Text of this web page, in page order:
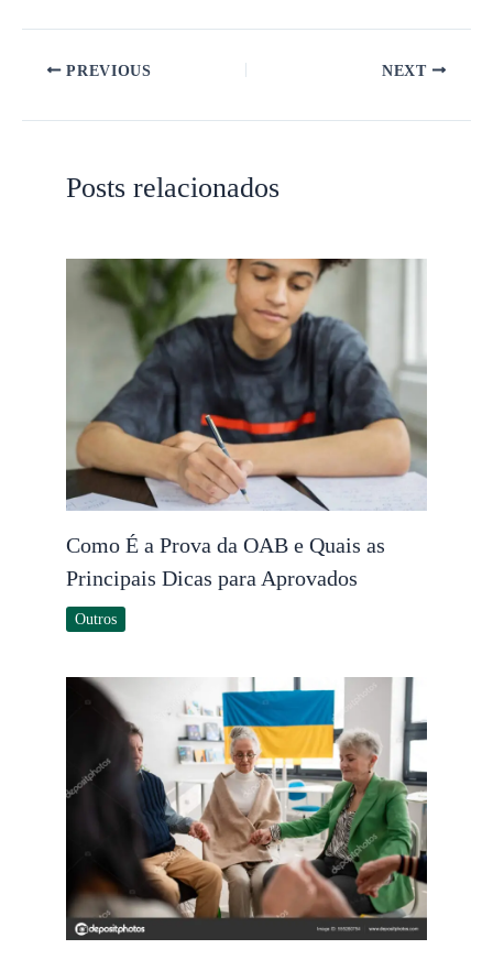
PREVIOUS NEXT
Posts relacionados
Como É a Prova da OAB e Quais as
Principais Dicas para Aprovados
Outros